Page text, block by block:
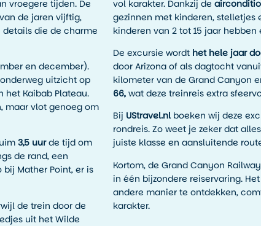
vroegere tijden. De
de jaren vijftig,
die de charme
en december).
uitzicht op
het Kaibab Plateau.
maar vlot genoeg om
3,5 uurde tijd om
de rand, een
Mather Point, er is
de trein door de
uit het Wilde
vol karakter. Dankzij de
gezinnen met kinderen, stelletjes
kinderen van 2 tot 15 jaar
De excursie wordt het hele jaar
door Arizona of als dagtocht
kilometer van de Grand Canyon
66, wat deze treinreis extra
Bij UStravel.nl boeken wij deze
rondreis. Zo weet je zeker dat
juiste klasse en aansluitende
Kortom, de Grand Canyon
in één bijzondere reiservaring.
andere manier te ontdekken,
karakter.